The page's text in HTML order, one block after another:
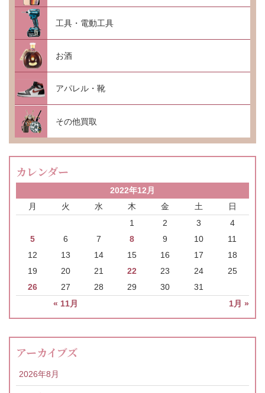
工具・電動工具
お酒
アパレル・靴
その他買取
カレンダー
2022年12月
月
火 水 木 金 土 日
« 11月 1月 »
1 2 3
4
5
6 7 8 9 10
11
12
13 14 15 16 17
18
19
20 21 22 23 24
25
26
27 28 29 30 31
アーカイブズ
2026年8月